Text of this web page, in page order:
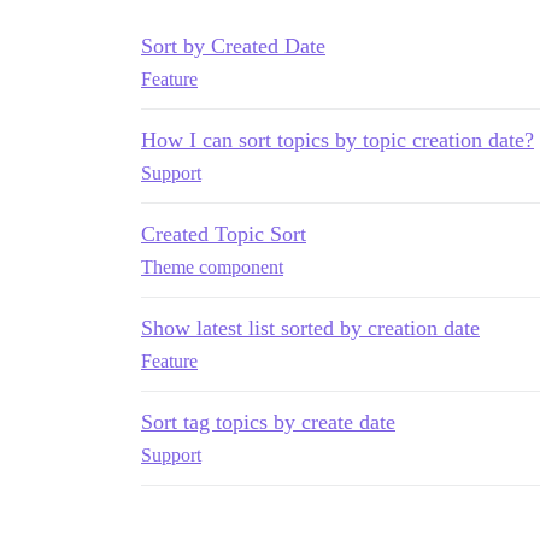
Sort by Created Date
Feature
How I can sort topics by topic creation date?
Support
Created Topic Sort
Theme component
Show latest list sorted by creation date
Feature
Sort tag topics by create date
Support